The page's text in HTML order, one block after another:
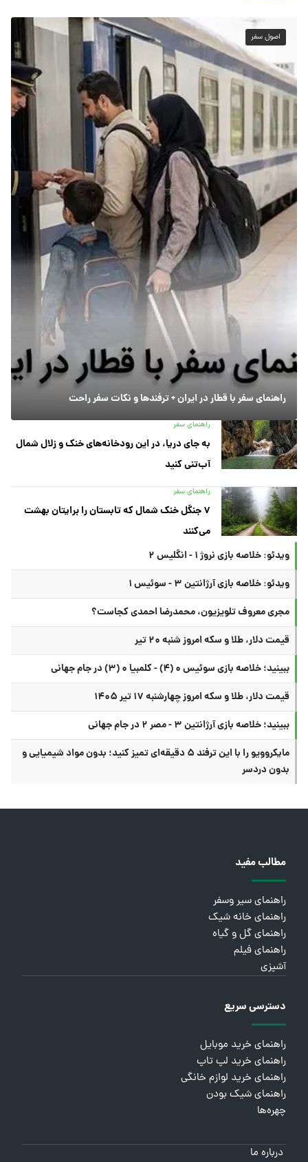
اصول سفر
راهنمای سفر با قطار در ایران + ترفندها و نکات سفر راحت
راهنمای سفر
به جای دریا، در این رودخانه‌های خنک و زلال شمال
آب‌تنی کنید
راهنمای سفر
۷ جنگل خنک شمال که تابستان را برایتان بهشت
می‌کنند
ویدئو: خلاصه بازی نروژ ۱ - انگلیس ۲
ویدئو: خلاصه بازی آرژانتین ۳ - سوئیس ۱
مجری معروف تلویزیون، محمدرضا احمدی کجاست؟
قیمت دلار، طلا و سکه امروز شنبه ۲۰ تیر
ببینید؛ خلاصه بازی سوئیس ۰ (۴) - کلمبیا ۰ (۳) در جام جهانی
قیمت دلار، طلا و سکه امروز چهارشنبه ۱۷ تیر ۱۴۰۵
ببینید؛ خلاصه بازی آرژانتین ۳ - مصر ۲ در جام جهانی
مایکروویو را با این ترفند ۵ دقیقه‌ای تمیز کنید؛ بدون مواد شیمیایی و
بدون دردسر
مطالب مفید
راهنمای سیر وسفر
راهنمای خانه شیک
راهنمای گل و گیاه
راهنمای فیلم
آشپزی
دسترسی سریع
راهنمای خرید موبایل
راهنمای خرید لپ تاپ
راهنمای خرید لوازم خانگی
راهنمای شیک بودن
چهره‌ها
درباره ما